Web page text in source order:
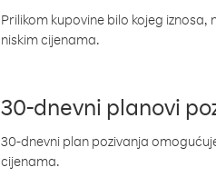
Prilikom kupovine bilo kojeg
niskim cijenama.
30-dnevni planovi
30-dnevni plan pozivanja
cijenama.